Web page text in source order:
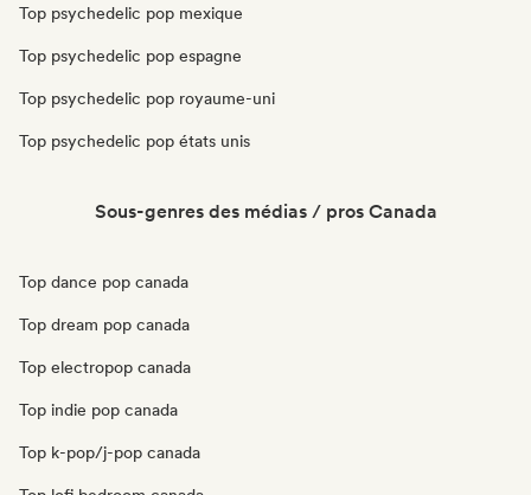
Top psychedelic pop mexique
Top psychedelic pop espagne
Top psychedelic pop royaume-uni
Top psychedelic pop états unis
Sous-genres des médias / pros Canada
Top dance pop canada
Top dream pop canada
Top electropop canada
Top indie pop canada
Top k-pop/j-pop canada